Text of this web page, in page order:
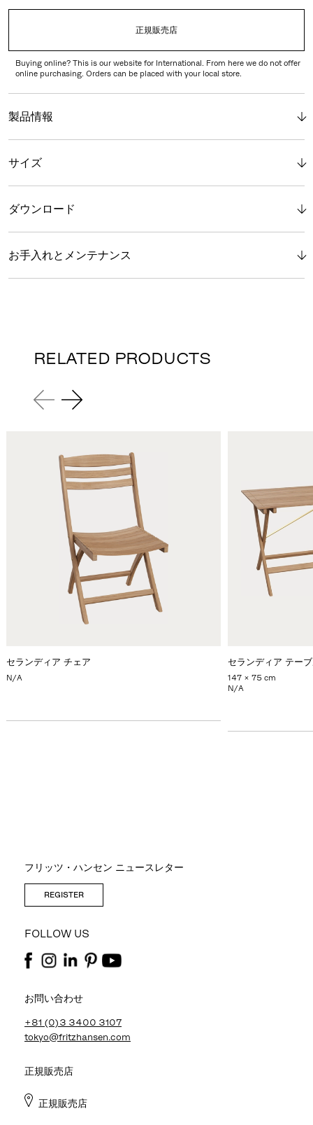
正規販売店
Buying online? This is our website for International. From here we do not offer
online purchasing. Orders can be placed with your local store.
製品情報
サイズ
ダウンロード
お手入れとメンテナンス
RELATED PRODUCTS
セランディア チェア
N/A
セランディア テー
147 x 75 cm
N/A
フリッツ・ハンセン ニュースレター
REGISTER
FOLLOW US
お問い合わせ
+81 (0)3 3400 3107
tokyo@fritzhansen.com
正規販売店
正規販売店